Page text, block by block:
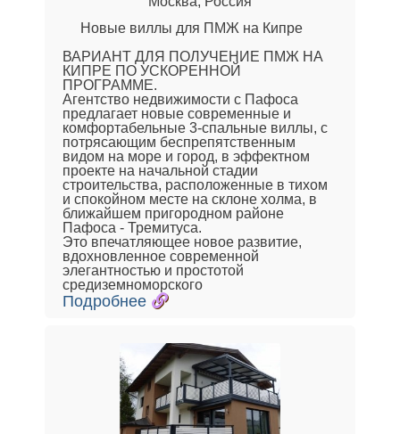
Новые виллы для ПМЖ на Кипре
ВАРИАНТ ДЛЯ ПОЛУЧЕНИЕ ПМЖ НА
КИПРЕ ПО УСКОРЕННОЙ
ПРОГРАММЕ.
Агентство недвижимости с Пафоса
предлагает новые современные и
комфортабельные 3-спальные виллы, с
потрясающим беспрепятственным
видом на море и город, в эффектном
проекте на начальной стадии
строительства, расположенные в тихом
и спокойном месте на склоне холма, в
ближайшем пригородном районе
Пафоса - Тремитуса.
Это впечатляющее новое развитие,
вдохновленное современной
элегантностью и простотой
средиземноморского
Подробнее